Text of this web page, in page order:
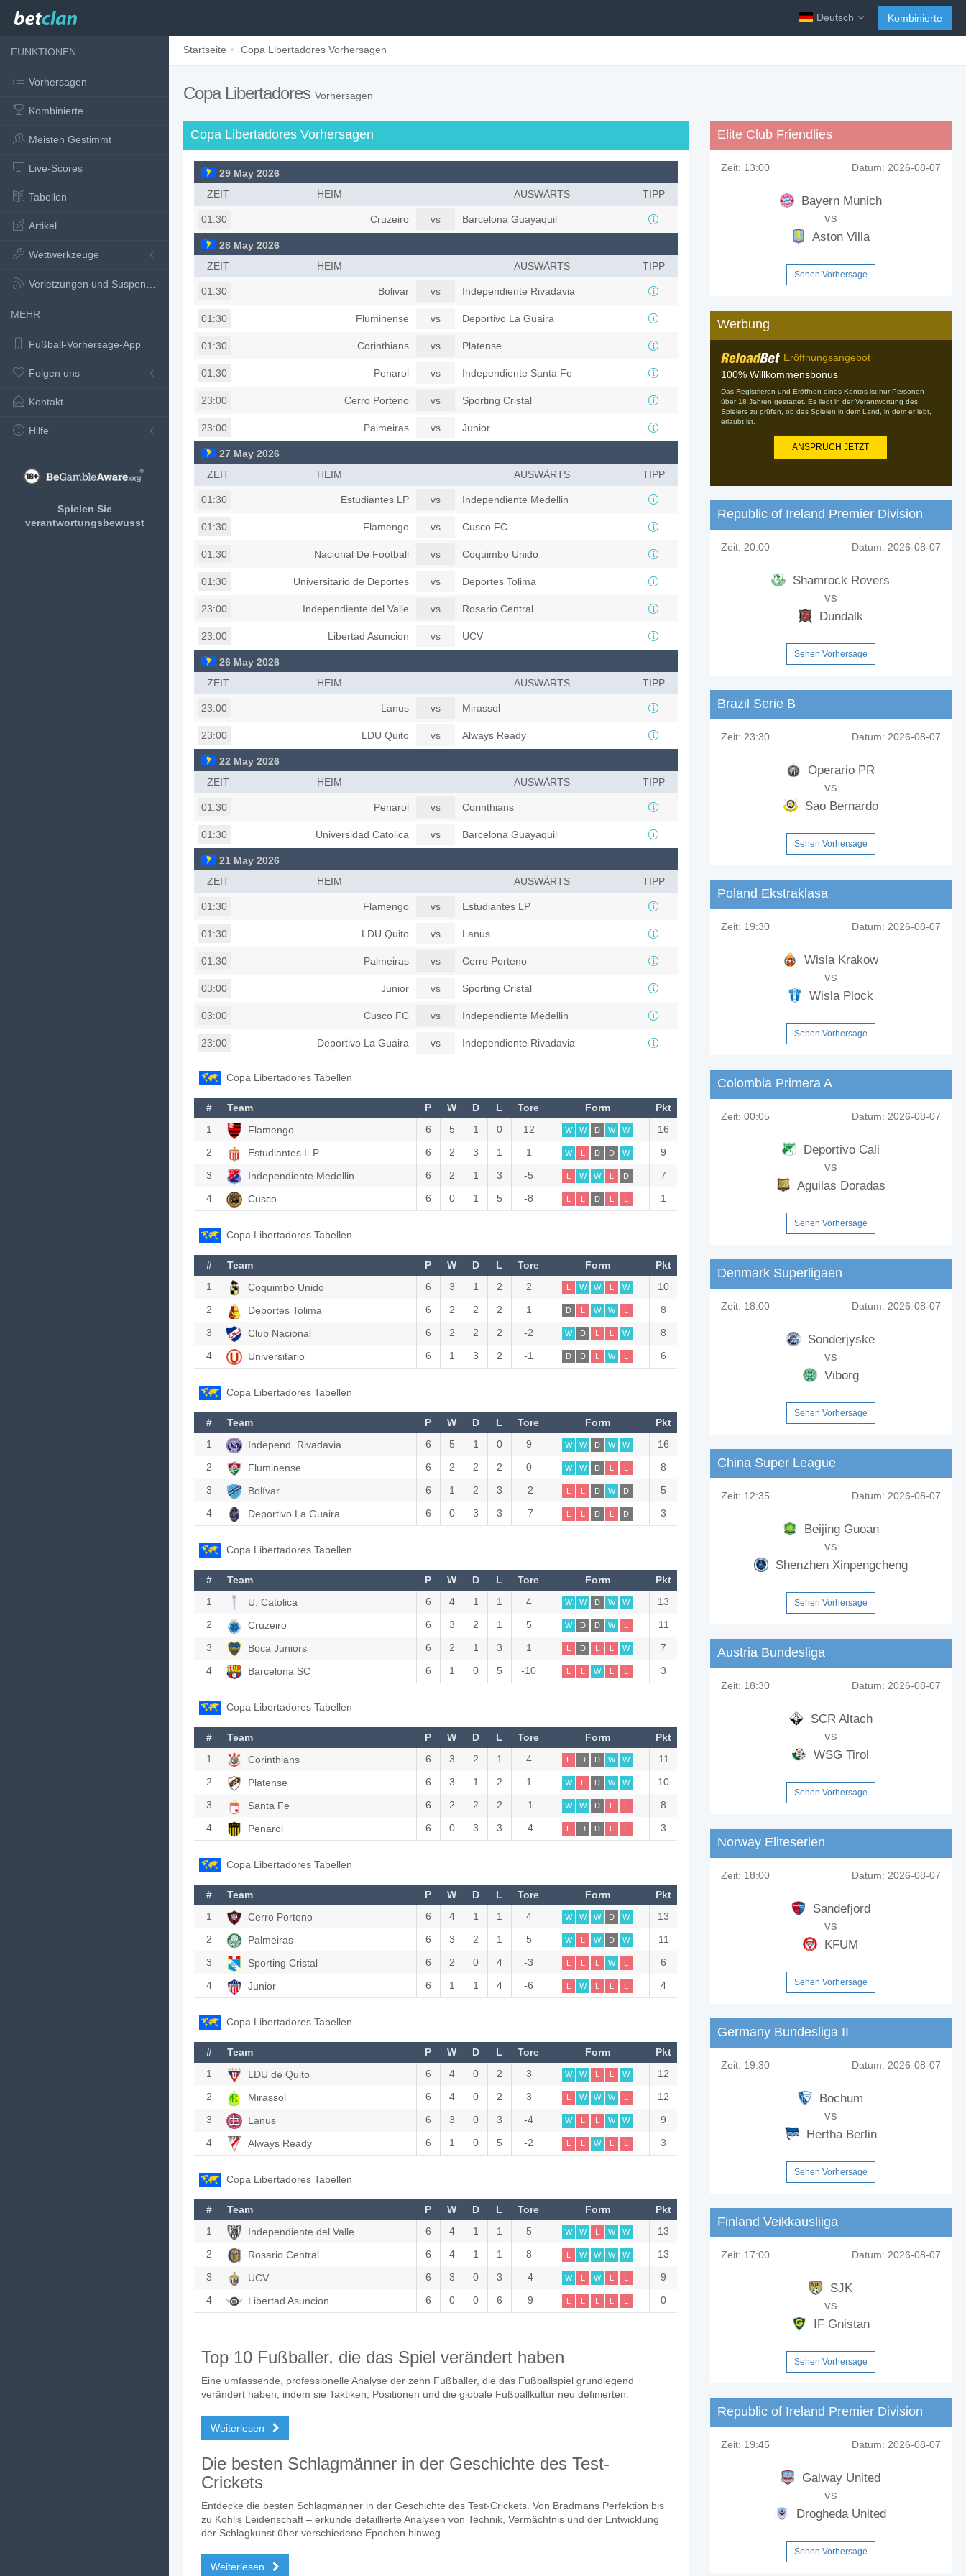
Deutsch Kombinierte
FUNKTIONEN
Vorhersagen
Kombinierte
Meisten Gestimmt
Live-Scores
Tabellen
Artikel
Wettwerkzeuge
Verletzungen und Suspensionen
MEHR
Fußball-Vorhersage-App
Folgen uns
Kontakt
Hilfe
Spielen Sie
verantwortungsbewusst
Startseite Copa Libertadores Vorhersagen
Copa Libertadores Vorhersagen
Copa Libertadores Vorhersagen
29 May 2026
ZEIT
HEIM AUSWÄRTS TIPP
01:30 Cruzeiro vs Barcelona Guayaquil
28 May 2026
ZEIT
HEIM AUSWÄRTS TIPP
01:30 Bolivar vs Independiente Rivadavia
01:30 Fluminense vs Deportivo La Guaira
01:30 Corinthians vs Platense
01:30 Penarol vs Independiente Santa Fe
23:00 Cerro Porteno vs Sporting Cristal
23:00 Palmeiras vs Junior
27 May 2026
ZEIT
HEIM AUSWÄRTS TIPP
01:30 Estudiantes LP vs Independiente Medellin
01:30 Flamengo vs Cusco FC
01:30 Nacional De Football vs Coquimbo Unido
01:30 Universitario de Deportes vs Deportes Tolima
23:00 Independiente del Valle vs Rosario Central
23:00 Libertad Asuncion vs UCV
26 May 2026
ZEIT
HEIM AUSWÄRTS TIPP
23:00 Lanus vs Mirassol
23:00 LDU Quito vs Always Ready
22 May 2026
ZEIT
HEIM AUSWÄRTS TIPP
01:30 Penarol vs Corinthians
01:30 Universidad Catolica vs Barcelona Guayaquil
21 May 2026
ZEIT
HEIM AUSWÄRTS TIPP
01:30 Flamengo vs Estudiantes LP
01:30 LDU Quito vs Lanus
01:30 Palmeiras vs Cerro Porteno
03:00 Junior vs Sporting Cristal
03:00 Cusco FC vs Independiente Medellin
23:00 Deportivo La Guaira vs Independiente Rivadavia
Copa Libertadores Tabellen
# Team P W D L Tore Form
Pkt
1
Flamengo 6 5 1 0 12 W W D W W
16
2
Estudiantes L.P. 6 2 3 1 1 W L D D W
9
3
Independiente Medellin 6 2 1 3 -5 L W W L D
7
4
Cusco 6 0 1 5 -8 L L D L L 1
Copa Libertadores Tabellen
# Team P W D L Tore Form
Pkt
1
Coquimbo Unido 6 3 1 2 2 L W W L W
10
2
Deportes Tolima 6 2 2 2 1 D L W W L
8
3
Club Nacional 6 2 2 2 -2 W D L L W
8
4
Universitario 6 1 3 2 -1 D D L W L 6
Copa Libertadores Tabellen
# Team P W D L Tore Form
Pkt
1
Independ. Rivadavia 6 5 1 0 9 W W D W W
16
2
Fluminense 6 2 2 2 0 W W D L L
8
3
Bolívar 6 1 2 3 -2 L L D W D
5
4
Deportivo La Guaira 6 0 3 3 -7 L L D L D 3
Copa Libertadores Tabellen
# Team P W D L Tore Form
Pkt
1
U. Catolica 6 4 1 1 4 W W D W W
13
2
Cruzeiro 6 3 2 1 5 W D D W L
11
3
Boca Juniors 6 2 1 3 1 L D L L W
7
4
Barcelona SC 6 1 0 5 -10 L L W L L 3
Copa Libertadores Tabellen
# Team P W D L Tore Form
Pkt
1
Corinthians 6 3 2 1 4 L D D W W
11
2
Platense 6 3 1 2 1 W L D W W
10
3
Santa Fe 6 2 2 2 -1 W W D L L
8
4
Penarol 6 0 3 3 -4 L D D L L 3
Copa Libertadores Tabellen
# Team P W D L Tore Form
Pkt
1
Cerro Porteno 6 4 1 1 4 W W W D W
13
2
Palmeiras 6 3 2 1 5 W L W D W
11
3
Sporting Cristal 6 2 0 4 -3 L L L W L
6
4
Junior 6 1 1 4 -6 L W L L L 4
Copa Libertadores Tabellen
# Team P W D L Tore Form
Pkt
1
LDU de Quito 6 4 0 2 3 W W L L W
12
2
Mirassol 6 4 0 2 3 L W W W L
12
3
Lanus 6 3 0 3 -4 W L L W W
9
4
Always Ready 6 1 0 5 -2 L L W L L 3
Copa Libertadores Tabellen
# Team P W D L Tore Form
Pkt
1
Independiente del Valle 6 4 1 1 5 W W L W W
13
2
Rosario Central 6 4 1 1 8 L W W W W
13
3
UCV 6 3 0 3 -4 W L W L L
9
4
Libertad Asuncion 6 0 0 6 -9 L L L L L 0
Top 10 Fußballer, die das Spiel verändert haben
Eine umfassende, professionelle Analyse der zehn Fußballer, die das Fußballspiel grundlegend
verändert haben, indem sie Taktiken, Positionen und die globale Fußballkultur neu definierten.
Weiterlesen
Die besten Schlagmänner in der Geschichte des Test-
Crickets
Entdecke die besten Schlagmänner in der Geschichte des Test-Crickets. Von Bradmans Perfektion bis
zu Kohlis Leidenschaft – erkunde detaillierte Analysen von Technik, Vermächtnis und der Entwicklung
der Schlagkunst über verschiedene Epochen hinweg.
Weiterlesen
Elite Club Friendlies
Zeit: 13:00 Datum: 2026-08-07
Bayern Munich
vs
Aston Villa
Sehen Vorhersage
Werbung
Eröffnungsangebot
100% Willkommensbonus
Das Registrieren und Eröffnen eines Kontos ist nur Personen
über 18 Jahren gestattet. Es liegt in der Verantwortung des
Spielers zu prüfen, ob das Spielen in dem Land, in dem er lebt,
erlaubt ist.
ANSPRUCH JETZT
Republic of Ireland Premier Division
Zeit: 20:00 Datum: 2026-08-07
Shamrock Rovers
vs
Dundalk
Sehen Vorhersage
Brazil Serie B
Zeit: 23:30 Datum: 2026-08-07
Operario PR
vs
Sao Bernardo
Sehen Vorhersage
Poland Ekstraklasa
Zeit: 19:30 Datum: 2026-08-07
Wisla Krakow
vs
Wisla Plock
Sehen Vorhersage
Colombia Primera A
Zeit: 00:05 Datum: 2026-08-07
Deportivo Cali
vs
Aguilas Doradas
Sehen Vorhersage
Denmark Superligaen
Zeit: 18:00 Datum: 2026-08-07
Sonderjyske
vs
Viborg
Sehen Vorhersage
China Super League
Zeit: 12:35 Datum: 2026-08-07
Beijing Guoan
vs
Shenzhen Xinpengcheng
Sehen Vorhersage
Austria Bundesliga
Zeit: 18:30 Datum: 2026-08-07
SCR Altach
vs
WSG Tirol
Sehen Vorhersage
Norway Eliteserien
Zeit: 18:00 Datum: 2026-08-07
Sandefjord
vs
KFUM
Sehen Vorhersage
Germany Bundesliga II
Zeit: 19:30 Datum: 2026-08-07
Bochum
vs
Hertha Berlin
Sehen Vorhersage
Finland Veikkausliiga
Zeit: 17:00 Datum: 2026-08-07
SJK
vs
IF Gnistan
Sehen Vorhersage
Republic of Ireland Premier Division
Zeit: 19:45 Datum: 2026-08-07
Galway United
vs
Drogheda United
Sehen Vorhersage